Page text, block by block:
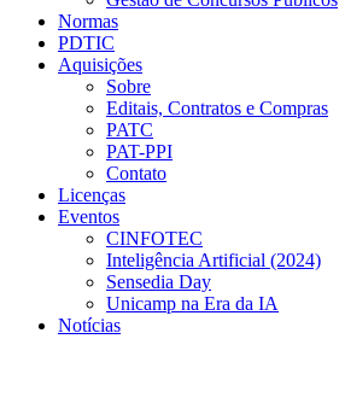
Normas
PDTIC
Aquisições
Sobre
Editais, Contratos e Compras
PATC
PAT-PPI
Contato
Licenças
Eventos
CINFOTEC
Inteligência Artificial (2024)
Sensedia Day
Unicamp na Era da IA
Notícias